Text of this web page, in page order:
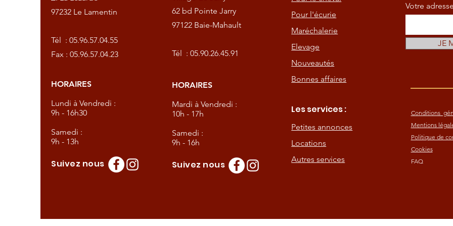
97232 Le Lamentin
Tél :05.96.57.04.55
Fax : 05.96.57.04.23
HORAIRES
Lundi à Vendredi :
9h - 16h30
Samedi :
9h - 13h
Suivez nous
62 bd Pointe Jarry
97122 Baie-Mahault
Tél : 05.90.26.45.91
HORAIRES
Mardi à Vendredi :
10h - 17h
Samedi :
9h - 16h
Suivez nous
Pour l'écurie
Maréchalerie
Elevage
Nouveautés
Bonnes affaires
Les services :
Petites annonces
Locations
Autres services
Votre
JE
Conditions
Mentions
Politique de
Cookies
FAQ